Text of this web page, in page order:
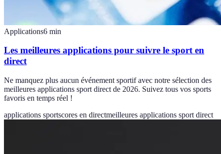
Applications6 min
Les meilleures applications pour suivre le sport en
direct
Ne manquez plus aucun événement sportif avec notre sélection des
meilleures applications sport direct de 2026. Suivez tous vos sports
favoris en temps réel !
applications sportscores en directmeilleures applications sport direct